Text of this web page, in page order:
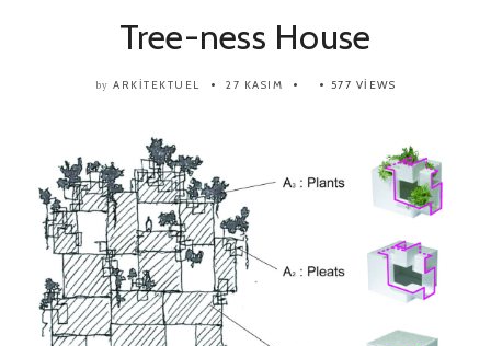
Tree-ness House
by ARKITEKTUEL 27 KASIM 577 VIEWS